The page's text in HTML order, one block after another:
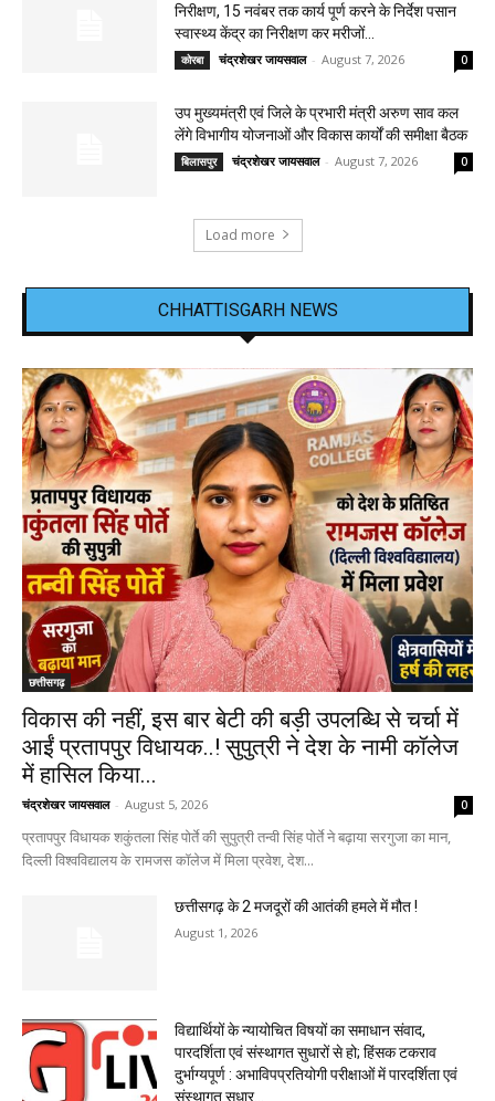
निरीक्षण, 15 नवंबर तक कार्य पूर्ण करने के निर्देश पसान
स्वास्थ्य केंद्र का निरीक्षण कर मरीजों...
कोरबा चंद्रशेखर जायसवाल - August 7, 2026 0
उप मुख्यमंत्री एवं जिले के प्रभारी मंत्री अरुण साव कल
लेंगे विभागीय योजनाओं और विकास कार्यों की समीक्षा बैठक
बिलासपुर चंद्रशेखर जायसवाल - August 7, 2026 0
Load more
CHHATTISGARH NEWS
छत्तीसगढ़
विकास की नहीं, इस बार बेटी की बड़ी उपलब्धि से चर्चा में
आईं प्रतापपुर विधायक..! सुपुत्री ने देश के नामी कॉलेज
में हासिल किया...
चंद्रशेखर जायसवाल - August 5, 2026 0
प्रतापपुर विधायक शकुंतला सिंह पोर्ते की सुपुत्री तन्वी सिंह पोर्ते ने बढ़ाया सरगुजा का मान,
दिल्ली विश्वविद्यालय के रामजस कॉलेज में मिला प्रवेश, देश...
छत्तीसगढ़ के 2 मजदूरों की आतंकी हमले में मौत !
August 1, 2026
विद्यार्थियों के न्यायोचित विषयों का समाधान संवाद,
पारदर्शिता एवं संस्थागत सुधारों से हो; हिंसक टकराव
दुर्भाग्यपूर्ण : अभाविपप्रतियोगी परीक्षाओं में पारदर्शिता एवं
संस्थागत सुधार...